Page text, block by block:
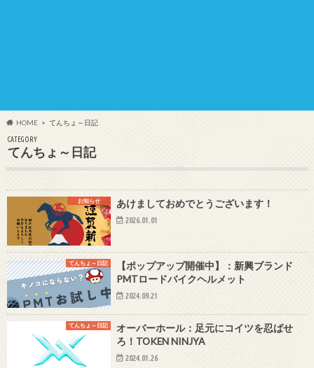
HOME てんちょ～日記
CATEGORY
てんちょ～日記
お知らせ あけましておめでとうございます！
2026.01.01
てんちょ～日記
【ポップアップ開催中】：新興ブランド
PMTロードバイクヘルメット
2024.09.21
てんちょ～日記
オーバーホール：足元にコイツを忍ばせ
ろ！TOKEN NINJYA
2024.01.26